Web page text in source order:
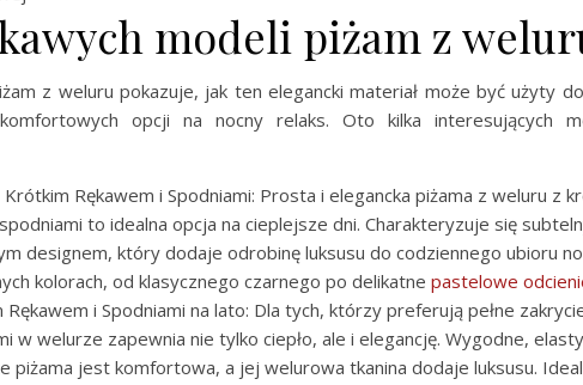
modeli piżam z
z weluru pokazuje, jak ten elegancki materiał może być użyty
opcji na nocny relaks. Oto kilka interesujących
Krótkim Rękawem i Spodniami: Prosta i elegancka piżama z weluru z
to idealna opcja na cieplejsze dni. Charakteryzuje się
designem, który dodaje odrobinę luksusu do codziennego ubioru
kolorach, od klasycznego czarnego po delikatne pastelowe
Rękawem i Spodniami na lato: Dla tych, którzy preferują pełne
w welurze zapewnia nie tylko ciepło, ale i elegancję. Wygodne,
piżama jest komfortowa, a jej welurowa tkanina dodaje luksusu.